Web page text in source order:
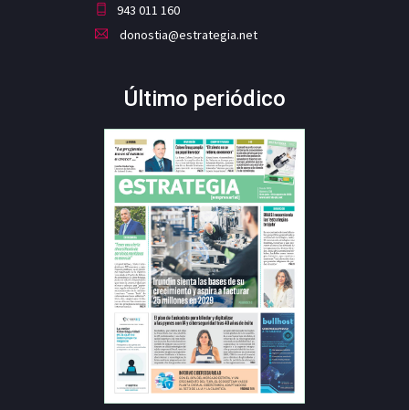
943 011 160
donostia@estrategia.net
Último periódico